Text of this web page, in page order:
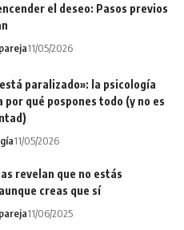
el deseo: Pasos previos
11/05/2026
paralizado»: la psicología
por qué pospones todo (y no es
11/05/2026
revelan que no estás
creas que sí
11/06/2025